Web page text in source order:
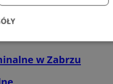
w Zabrzu
Wydajność Targetowanie